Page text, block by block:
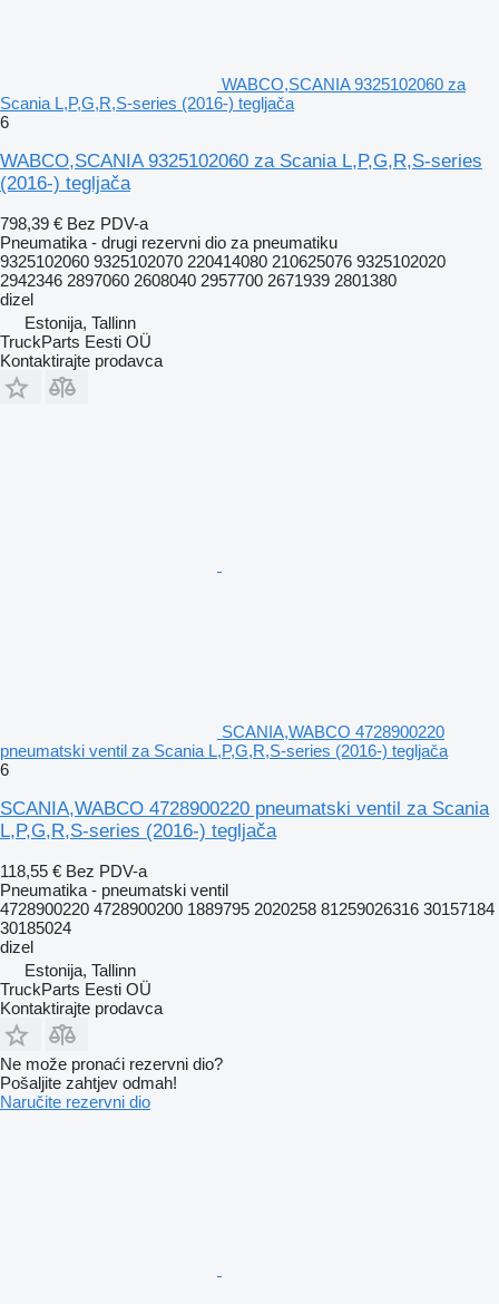
WABCO,SCANIA 9325102060 za
Scania L,P,G,R,S-series (2016-) tegljača
6
WABCO,SCANIA 9325102060 za Scania L,P,G,R,S-series
(2016-) tegljača
798,39 € Bez PDV-a
Pneumatika - drugi rezervni dio za pneumatiku
9325102060 9325102070 220414080 210625076 9325102020
2942346 2897060 2608040 2957700 2671939 2801380
dizel
Estonija, Tallinn
TruckParts Eesti OÜ
Kontaktirajte prodavca
SCANIA,WABCO 4728900220
pneumatski ventil za Scania L,P,G,R,S-series (2016-) tegljača
6
SCANIA,WABCO 4728900220 pneumatski ventil za Scania
L,P,G,R,S-series (2016-) tegljača
118,55 € Bez PDV-a
Pneumatika - pneumatski ventil
4728900220 4728900200 1889795 2020258 81259026316 30157184
30185024
dizel
Estonija, Tallinn
TruckParts Eesti OÜ
Kontaktirajte prodavca
Ne može pronaći rezervni dio?
Pošaljite zahtjev odmah!
Naručite rezervni dio